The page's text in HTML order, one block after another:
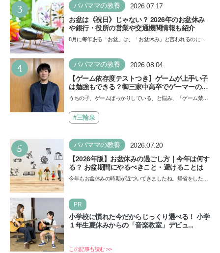
3 パパママの教養 2026.07.17
お盆は《祝日》じゃない？ 2026年のお盆休み
や銀行・役所の営業や交通機関情報も紹介
8月に毎年ある「お盆」は、「お盆休み」と言われるのに祝
盆…
4 パパママの教養 2026.08.04
【ゲーム依存度テストつき】ゲームが上手い子
は勉強もできる？御三家中高卒でゲーマーの医
師・阿部智史さんが教えるゲームしながら受験
うちの子、ゲームばっかりしている、と悩み、「ゲーム禁
も…
#三輪泉
5 パパママの教養 2026.07.20
【2026年版】お盆休みの過ごし方｜今年は何す
る？ お盆期間にやるべきこと・避けることは
今年もお盆休みの時期が近づいてきましたね。帰省をした
が、…
PR
小学校に慣れた今だからじっくり選べる！ 小学
１年生夏休みからの「音楽教室」デビュ...
この記事も読む >>